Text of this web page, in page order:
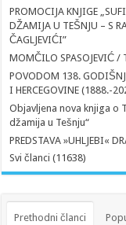
PROMOCIJA KNJIGE
DŽAMIJA U TEŠNJU – S
ČAGLJEVIĆI”
MOMČILO SPASOJEVIĆ /
POVODOM 138.
I HERCEGOVINE (1888.-
Objavljena nova knjiga o
džamija u Tešnju“
PREDSTAVA »UHLJEBI«
Svi članci (11638)
Prethodni članci